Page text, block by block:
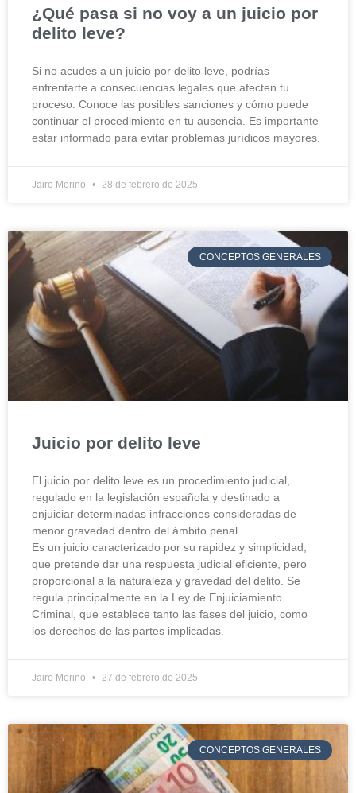
¿Qué pasa si no voy a un juicio por
delito leve?
Si no acudes a un juicio por delito leve, podrías
enfrentarte a consecuencias legales que afecten tu
proceso. Conoce las posibles sanciones y cómo puede
continuar el procedimiento en tu ausencia. Es importante
estar informado para evitar problemas jurídicos mayores.
Jairo Merino 28 de febrero de 2025
CONCEPTOS GENERALES
Juicio por delito leve
El juicio por delito leve es un procedimiento judicial,
regulado en la legislación española y destinado a
enjuiciar determinadas infracciones consideradas de
menor gravedad dentro del ámbito penal.
Es un juicio caracterizado por su rapidez y simplicidad,
que pretende dar una respuesta judicial eficiente, pero
proporcional a la naturaleza y gravedad del delito. Se
regula principalmente en la Ley de Enjuiciamiento
Criminal, que establece tanto las fases del juicio, como
los derechos de las partes implicadas.
Jairo Merino 27 de febrero de 2025
CONCEPTOS GENERALES